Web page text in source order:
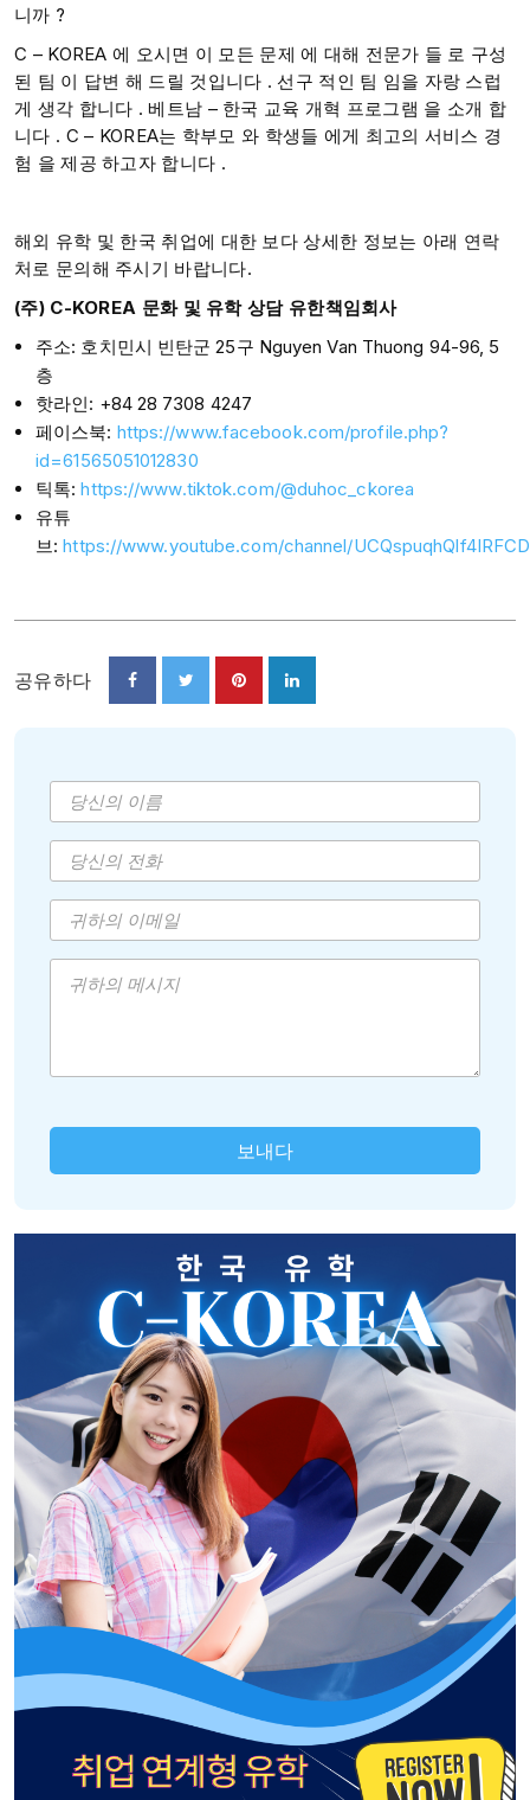
니까 ?​
C – KOREA 에 오시면 이 모든 문제 에 대해 전문가 들 로 구성
된 팀 이 답변 해 드릴 것입니다 . 선구 적인 팀 임을 자랑 스럽
게 생각 합니다 . ​베트남 – 한국 교육 개혁 프로그램 을 소개 합
니다 . C – KOREA는 학부모 와 학생들 에게 최고의 서비스 경
험 을 제공 하고자 합니다 .
해외 유학 및 한국 취업에 대한 보다 상세한 정보는 아래 연락
처로 문의해 주시기 바랍니다.
(주) C-KOREA 문화 및 유학 상담 유한책임회사
주소: 호치민시 빈탄군 25구 Nguyen Van Thuong 94-96, 5
층
핫라인: +84 28 7308 4247
페이스북: https://www.facebook.com/profile.php?
id=61565051012830
틱톡:https://www.tiktok.com/@duhoc_ckorea
유튜
브:https://www.youtube.com/channel/
공유하다